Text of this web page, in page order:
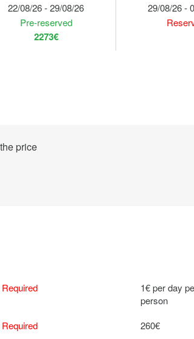
22/08/26 - 29/08/26
Pre-reserved
2273€
29/08/26 -
price
Required
1€ per day
person
Required
260€